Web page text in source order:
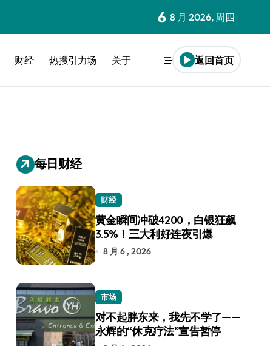
6 8 月 2026, 周四
财经 热搜引力场 关于 返回首页
每日财经
财经
黄金瞬间冲破4200，白银狂飙
3.5%！三大利好连夜引爆
8 月 6 , 2026
市场
对不起胖东来，我先不学了——
永辉的“休克疗法”宣告暂停